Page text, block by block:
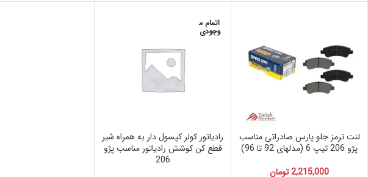
لنت ترمز جلو پارس صادراتی مناسب
پژو 206 تیپ 6 (مدلهای 92 تا 96)
2,215,000تومان
اتمام م
وجودی
رادیاتور کولر کپسول دار به همراه شیر
قطع کن کوشش رادیاتور مناسب پژو
206